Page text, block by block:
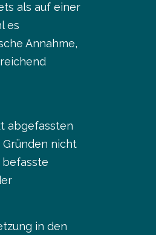
als auf einer
es
Annahme,
abgefassten
nicht
befasste
in den